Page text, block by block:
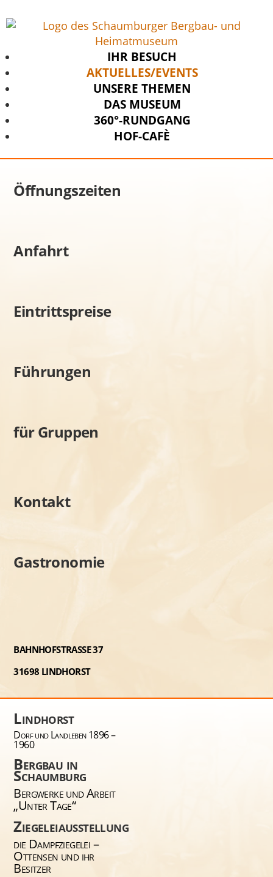
IHR BESUCH
AKTUELLES/EVENTS
UNSERE THEMEN
DAS MUSEUM
360°-RUNDGANG
HOF-CAFÈ
Öffnungszeiten
Anfahrt
Eintrittspreise
Führungen
für Gruppen
Kontakt
Gastronomie
BAHNHOFSTRASSE 37
31698 LINDHORST
Lindhorst
Dorf und Landleben 1896 –
1960
Bergbau in
Schaumburg
Bergwerke und Arbeit
„Unter Tage“
Ziegeleiausstellung
die Dampfziegelei –
Ottensen und ihr
Besitzer